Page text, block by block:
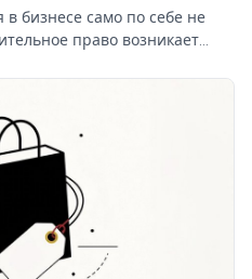
бизнесе само по себе не
право возникает
документы, пошлины и